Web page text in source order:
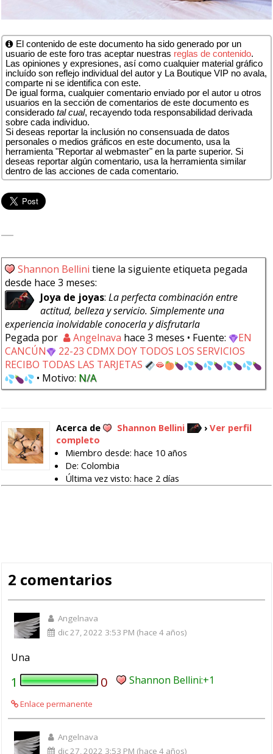
El contenido de este documento ha sido generado por un
usuario de este foro tras aceptar nuestras reglas de contenido.
Las opiniones y expresiones, así como cualquier material gráfico
incluído son reflejo individual del autor y La Boutique VIP no avala,
comparte ni se identifica con este.
De igual forma, cualquier comentario enviado por el autor u otros
usuarios en la sección de comentarios de este documento es
considerado tal cual, recayendo toda responsabilidad derivada
sobre cada individuo.
Si deseas reportar la inclusión no consensuada de datos
personales o medios gráficos en este documento, usa la
herramienta "Reportar al webmaster" en la parte superior. Si
deseas reportar algún comentario, usa la herramienta similar
dentro de las acciones de cada comentario.
Shannon Bellini tiene la siguiente etiqueta pegada
desde hace 3 meses:
Joya de joyas: La perfecta combinación entre
actitud, belleza y servicio. Simplemente una
experiencia inolvidable conocerla y disfrutarla
Pegada por
Angelnava hace 3 meses • Fuente:
EN
CANCÚN
22-23 CDMX DOY TODOS LOS SERVICIOS
RECIBO TODAS LAS TARJETAS
🫦
• Motivo: N/A
Acerca de Shannon Bellini › Ver perfil
completo
Miembro desde: hace 10 años
De: Colombia
Última vez visto: hace 2 días
2 comentarios
Angelnava
dic 27, 2022 3:53 PM (hace 4 años)
Una
1 0 Shannon Bellini
Enlace permanente
Angelnava
dic 27, 2022 3:53 PM (hace 4 años)